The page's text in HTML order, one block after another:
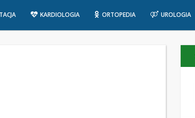
KARDIOLOGIA ORTOPEDIA UROLOGIA